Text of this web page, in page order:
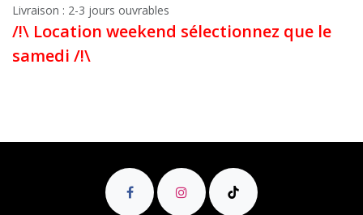
Livraison : 2-3 jours ouvrables
/!\ Location weekend sélectionnez que le
samedi /!\